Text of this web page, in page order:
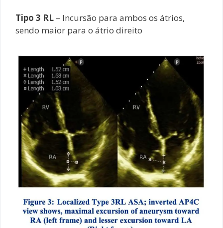
Tipo 3 RL – Incursão para ambos os átrios,
sendo maior para o átrio direito